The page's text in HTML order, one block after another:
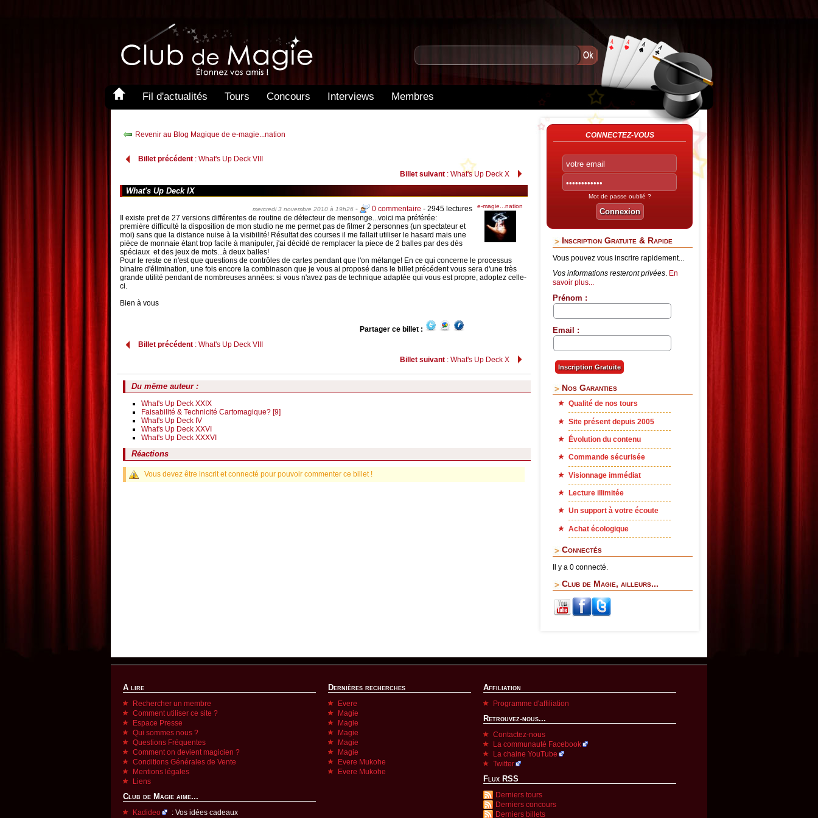
Fil d'actualités Tours Concours Interviews Membres
Revenir au Blog Magique de e-magie...nation
Billet précédent : What's Up Deck VIII
Billet suivant : What's Up Deck X
What's Up Deck IX
e-magie...nation
mercredi 3 novembre 2010 à 19h26 - 0 commentaire - 2945 lectures
Il existe pret de 27 versions différentes de routine de détecteur de mensonge...voici ma préférée:
première difficulté la disposition de mon studio ne me permet pas de filmer 2 personnes (un spectateur et
moi) sans que la distance nuise à la visibilité! Résultat des courses il me fallait utiliser le hasard mais une
pièce de monnaie étant trop facile à manipuler, j'ai décidé de remplacer la piece de 2 balles par des dés
spéciaux et des jeux de mots...à deux balles!
Pour le reste ce n'est que questions de contrôles de cartes pendant que l'on mélange! En ce qui concerne le processus
binaire d'élimination, une fois encore la combinason que je vous ai proposé dans le billet précédent vous sera d'une très
grande utilité pendant de nombreuses années: si vous n'avez pas de technique adaptée qui vous est propre, adoptez celle-
ci.
Bien à vous
Partager ce billet :
Billet précédent : What's Up Deck VIII
Billet suivant : What's Up Deck X
Du même auteur :
What's Up Deck XXIX
Faisabilité & Technicité Cartomagique? [9]
What's Up Deck IV
What's Up Deck XXVI
What's Up Deck XXXVI
Réactions
Vous devez être inscrit et connecté pour pouvoir commenter ce billet !
CONNECTEZ-VOUS
Mot de passe oublié ?
Inscription Gratuite & Rapide
Vous pouvez vous inscrire rapidement...
Vos informations resteront privées. En
savoir plus...
Prénom :
Email :
Nos Garanties
Qualité de nos tours
Site présent depuis 2005
Évolution du contenu
Commande sécurisée
Visionnage immédiat
Lecture illimitée
Un support à votre écoute
Achat écologique
Connectés
Il y a 0 connecté.
Club de Magie, ailleurs...
A lire
Rechercher un membre
Comment utiliser ce site ?
Espace Presse
Qui sommes nous ?
Questions Fréquentes
Comment on devient magicien ?
Conditions Générales de Vente
Mentions légales
Liens
Club de Magie aime...
Kadideo : Vos idées cadeaux
Dernières recherches
Evere
Magie
Magie
Magie
Magie
Magie
Evere Mukohe
Evere Mukohe
Affiliation
Programme d'affiliation
Retrouvez-nous...
Contactez-nous
La communauté Facebook
La chaine YouTube
Twitter
Flux RSS
Derniers tours
Derniers concours
Derniers billets